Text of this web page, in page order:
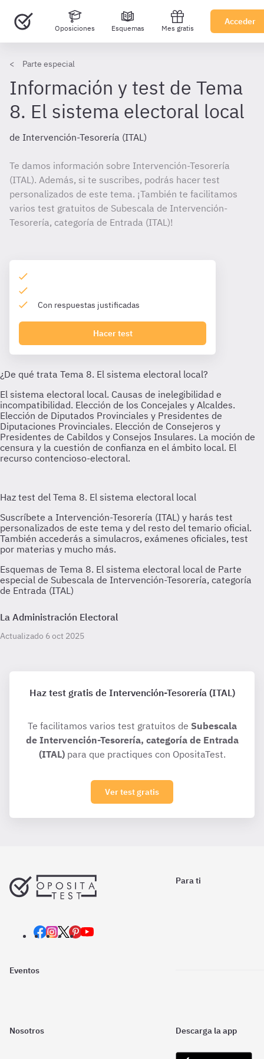
Oposiciones Esquemas Mes gratis
Acceder
Parte especial
Información y test de Tema
8. El sistema electoral local
de Intervención-Tesorería (ITAL)
Te damos información sobre Intervención-Tesorería
(ITAL). Además, si te suscribes, podrás hacer test
personalizados de este tema. ¡También te facilitamos
varios test gratuitos de Subescala de Intervención-
Tesorería, categoría de Entrada (ITAL)!
Con respuestas justificadas
Hacer test
Esquemas de Tema 8. El sistema electoral local de Parte
especial de Subescala de Intervención-Tesorería, categoría
de Entrada (ITAL)
La Administración Electoral
Actualizado 6 oct 2025
Haz test gratis de Intervención-Tesorería (ITAL)
Te facilitamos varios test gratuitos de Subescala
de Intervención-Tesorería, categoría de Entrada
(ITAL)para que practiques con OpositaTest.
Ver test gratis
Para ti
Eventos
Nosotros Descarga la app